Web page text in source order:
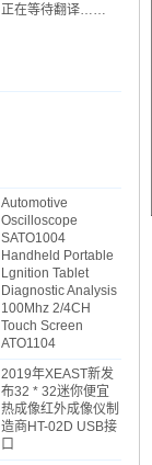
正在等待翻译……
Automotive
Oscilloscope
SATO1004
Handheld Portable
Lgnition Tablet
Diagnostic Analysis
100Mhz 2/4CH
Touch Screen
ATO1104
2019年XEAST新发
布32 * 32迷你便宜
热成像红外成像仪制
造商HT-02D USB接
口